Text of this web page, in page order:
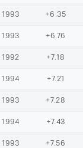
1993 +6.35
1993 +6.76
1992 +7.18
1994 +7.21
1993 +7.28
1994 +7.43
1993 +7.56